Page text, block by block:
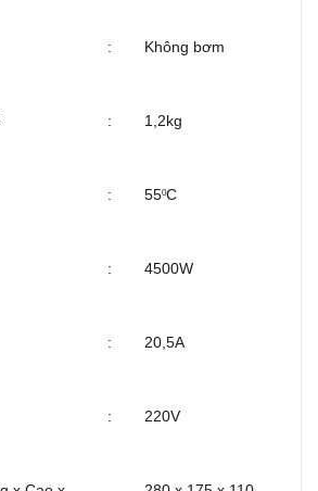
: Không bơm
: 1,2kg
: 550C
: 4500W
: 20,5A
: 220V